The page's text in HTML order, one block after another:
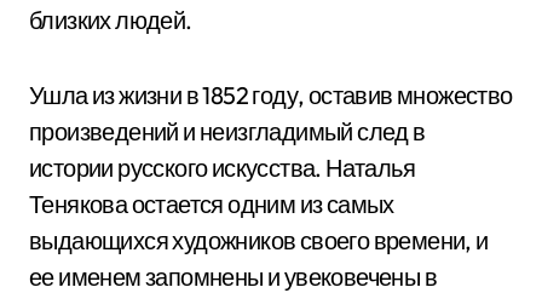
близких людей.
Ушла из жизни в 1852 году, оставив множество
произведений и неизгладимый след в
истории русского искусства. Наталья
Тенякова остается одним из самых
выдающихся художников своего времени, и
ее именем запомнены и увековечены в